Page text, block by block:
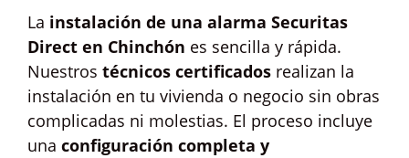
La instalación de una alarma Securitas
Direct en Chinchón es sencilla y rápida.
Nuestros técnicos certificados realizan la
instalación en tu vivienda o negocio sin obras
complicadas ni molestias. El proceso incluye
una configuración completa y